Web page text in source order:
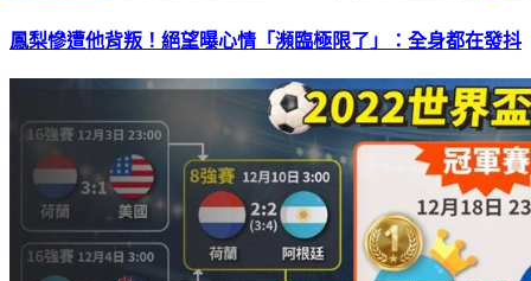
鳳梨慘遭他背叛！絕望曝心情「瀕臨極限了」：全身都在發抖